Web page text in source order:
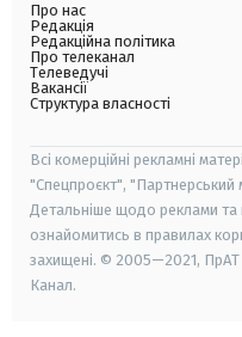
Про нас
Редакція
Редакційна політика
Про телеканал
Телеведучі
Вакансії
Структура власності
Всі комерційні рекламні
"Спецпроєкт", "Партнерський
Детальніше щодо реклами
ознайомитись в правилах
захищені. © 2005—2021,
Канал.